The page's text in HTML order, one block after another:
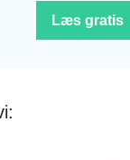
Læs gratis